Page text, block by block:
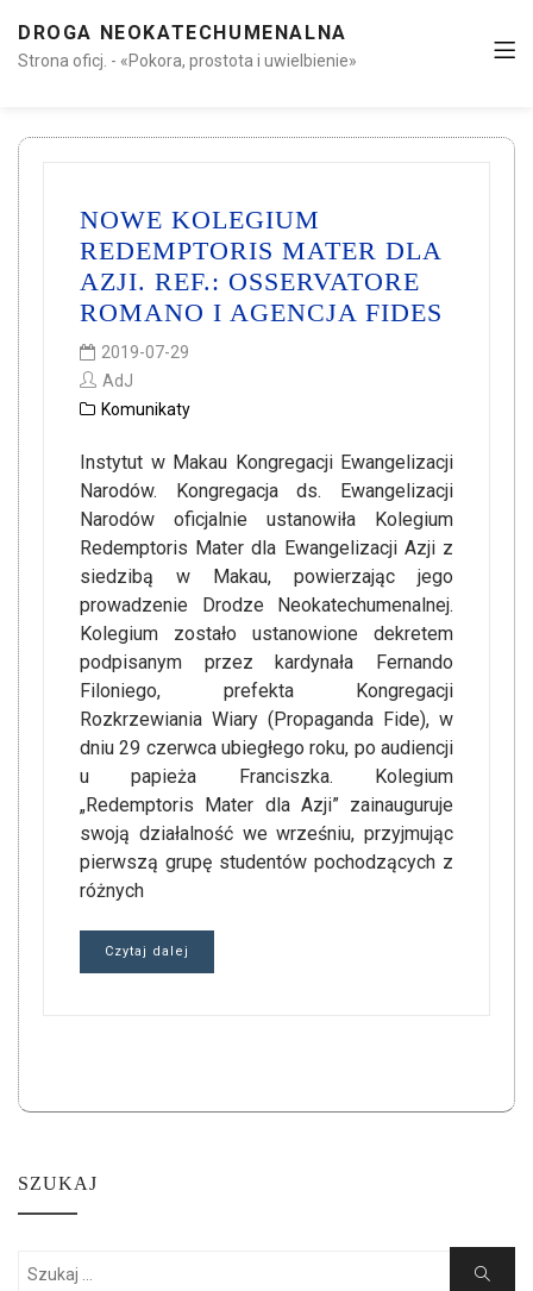
DROGA NEOKATECHUMENALNA
Strona oficj. - «Pokora, prostota i uwielbienie»
NOWE KOLEGIUM
REDEMPTORIS MATER DLA
AZJI. REF.: OSSERVATORE
ROMANO I AGENCJA FIDES
2019-07-29
AdJ
Komunikaty
Instytut w Makau Kongregacji Ewangelizacji
Narodów. Kongregacja ds. Ewangelizacji
Narodów oficjalnie ustanowiła Kolegium
Redemptoris Mater dla Ewangelizacji Azji z
siedzibą w Makau, powierzając jego
prowadzenie Drodze Neokatechumenalnej.
Kolegium zostało ustanowione dekretem
podpisanym przez kardynała Fernando
Filoniego, prefekta Kongregacji
Rozkrzewiania Wiary (Propaganda Fide), w
dniu 29 czerwca ubiegłego roku, po audiencji
u papieża Franciszka. Kolegium
„Redemptoris Mater dla Azji” zainauguruje
swoją działalność we wrześniu, przyjmując
pierwszą grupę studentów pochodzących z
różnych
Czytaj dalej
SZUKAJ
Search
Search